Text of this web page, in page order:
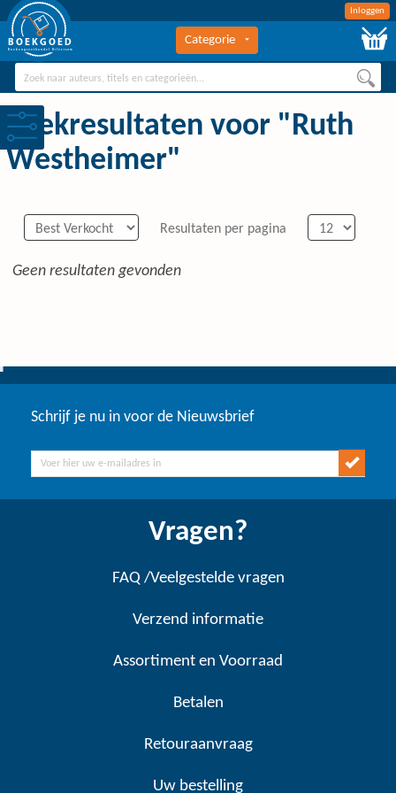
Inloggen
BOEKGOED
Boekengroothandel Hilversum
Categorie
Zoekresultaten voor "Ruth
Westheimer"
Resultaten per pagina
Geen resultaten gevonden
Schrijf je nu in voor de Nieuwsbrief
Vragen?
FAQ /Veelgestelde vragen
Verzend informatie
Assortiment en Voorraad
Betalen
Retouraanvraag
Uw bestelling